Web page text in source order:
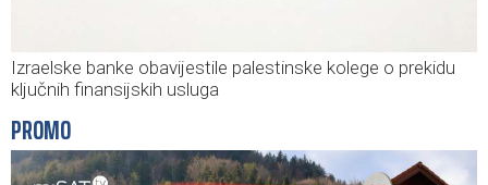
Izraelske banke obavijestile palestinske kolege o prekidu
ključnih finansijskih usluga
PROMO